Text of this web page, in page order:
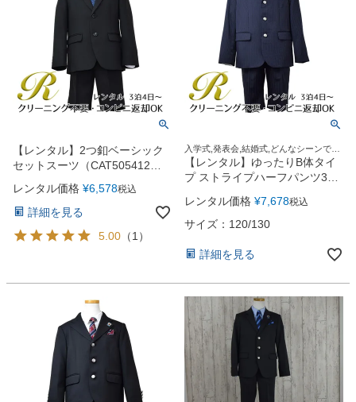
【レンタル】2つ釦ベーシック
セットスーツ（CAT505412）
レンタル価格 ¥6,578税込
詳細を見る
5.00 （1 ）
入学式,発表会,結婚式,どんなシーンでも
この1着でOK！
【レンタル】ゆったりB体タイ
プ ストライプハーフパンツ3つ
ボタンセットスーツ6点セット
【JFA SAMURAI BLUE】
（CAT375495）120・130cm
レンタル価格 ¥7,678税込
サイズ：120/130
詳細を見る